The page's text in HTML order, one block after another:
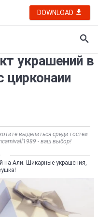
DOWNLOAD
украшений в
цирконаии
выделиться среди гостей
- ваш выбор!
на Али. Шикарные украшения,